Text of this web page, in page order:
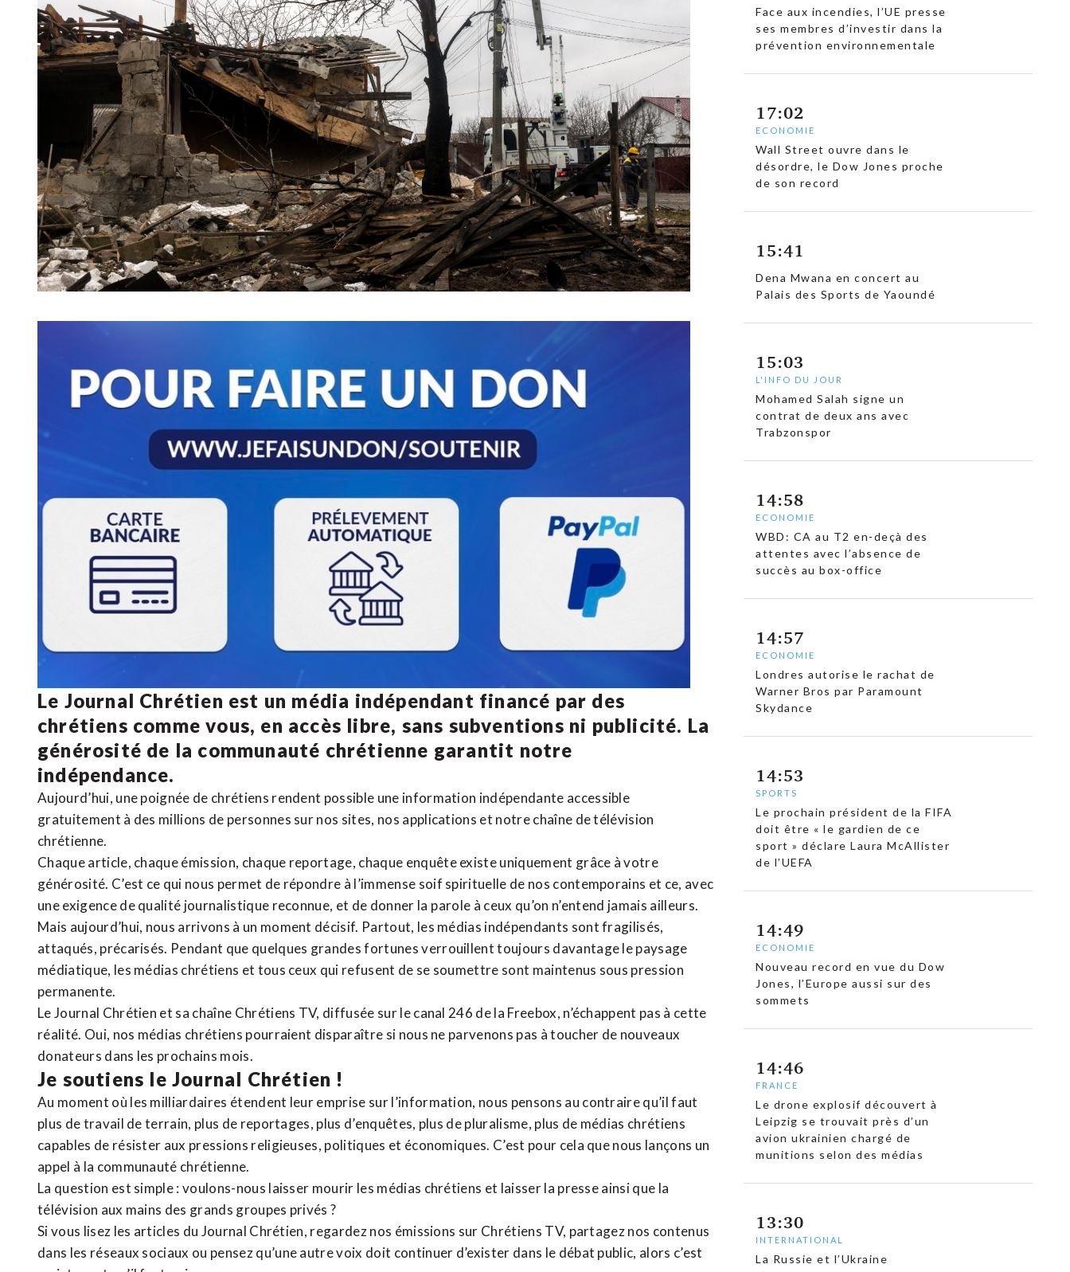
Le Journal Chrétien est un média indépendant financé par des
chrétiens comme vous, en accès libre, sans subventions ni publicité. La
générosité de la communauté chrétienne garantit notre
indépendance.
Aujourd’hui, une poignée de chrétiens rendent possible une information indépendante accessible
gratuitement à des millions de personnes sur nos sites, nos applications et notrechaîne de télévision
chrétienne.
Chaque article, chaque émission, chaque reportage, chaque enquête existe uniquement grâce à votre
générosité. C’est ce qui nous permet de répondre à l’immense soif spirituelle de nos contemporains et ce, avec
une exigence de qualité journalistique reconnue, et de donner la parole à ceux qu’on n’entend jamais ailleurs.
Mais aujourd’hui, nous arrivons à un moment décisif. Partout, les médias indépendants sont fragilisés,
attaqués, précarisés. Pendant que quelques grandes fortunes verrouillent toujours davantage le paysage
médiatique, les médias chrétiens et tous ceux qui refusent de se soumettre sont maintenus sous pression
permanente.
Le Journal Chrétien et sa chaîne Chrétiens TV, diffusée sur le canal 246 de la Freebox, n’échappent pas à cette
réalité. Oui, nos médias chrétiens pourraient disparaître si nous ne parvenons pas à toucher de nouveaux
donateurs dans les prochains mois.
Je soutiens le Journal Chrétien !
Au moment où les milliardaires étendent leur emprise sur l’information, nous pensons au contraire qu’il faut
plus de travail de terrain, plus de reportages, plus d’enquêtes, plus de pluralisme, plus de médias chrétiens
capables de résister aux pressions religieuses, politiques et économiques. C’est pour cela que nous lançons un
appel à la communauté chrétienne.
La question est simple : voulons-nous laisser mourir les médias chrétiens et laisser la presse ainsi que la
télévision aux mains des grands groupes privés ?
Si vous lisez les articles du Journal Chrétien, regardez nos émissions sur Chrétiens TV, partagez nos contenus
dans les réseaux sociaux ou pensez qu’une autre voix doit continuer d’exister dans le débat public, alors c’est
Face aux incendies, l’UE presse
ses membres d’investir dans la
prévention environnementale
17:02
ECONOMIE
Wall Street ouvre dans le
désordre, le Dow Jones proche
de son record
15:41
Dena Mwana en concert au
Palais des Sports de Yaoundé
15:03
L'INFO DU JOUR
Mohamed Salah signe un
contrat de deux ans avec
Trabzonspor
14:58
ECONOMIE
WBD: CA au T2 en-deçà des
attentes avec l’absence de
succès au box-office
14:57
ECONOMIE
Londres autorise le rachat de
Warner Bros par Paramount
Skydance
14:53
SPORTS
Le prochain président de la FIFA
doit être « le gardien de ce
sport » déclare Laura McAllister
de l’UEFA
14:49
ECONOMIE
Nouveau record en vue du Dow
Jones, l’Europe aussi sur des
sommets
14:46
FRANCE
Le drone explosif découvert à
Leipzig se trouvait près d’un
avion ukrainien chargé de
munitions selon des médias
13:30
INTERNATIONAL
La Russie et l’Ukraine